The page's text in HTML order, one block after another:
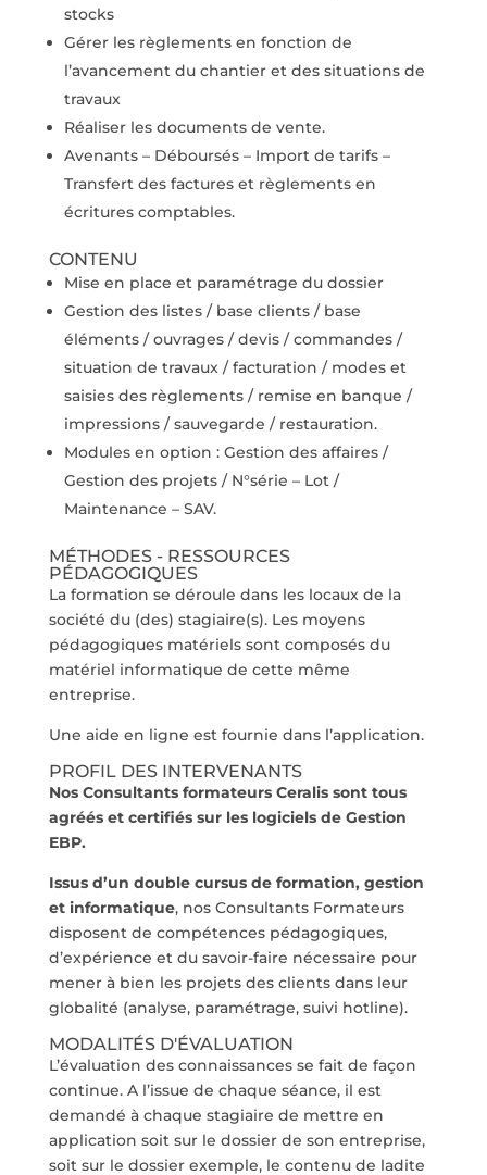
stocks
Gérer les règlements en fonction de
l’avancement du chantier et des situations de
travaux
Réaliser les documents de vente.
Avenants – Déboursés – Import de tarifs –
Transfert des factures et règlements en
écritures comptables.
CONTENU
Mise en place et paramétrage du dossier
Gestion des listes / base clients / base
éléments / ouvrages / devis / commandes /
situation de travaux / facturation / modes et
saisies des règlements / remise en banque /
impressions / sauvegarde / restauration.
Modules en option : Gestion des affaires /
Gestion des projets / N°série – Lot /
Maintenance – SAV.
MÉTHODES - RESSOURCES
PÉDAGOGIQUES
La formation se déroule dans les locaux de la
société du (des) stagiaire(s). Les moyens
pédagogiques matériels sont composés du
matériel informatique de cette même
entreprise.
Une aide en ligne est fournie dans l’application.
PROFIL DES INTERVENANTS
Nos Consultants formateurs Ceralis sont tous
agréés et certifiés sur les logiciels de Gestion
EBP.
Issus d’un double cursus de formation, gestion
et informatique, nos Consultants Formateurs
disposent de compétences pédagogiques,
d’expérience et du savoir-faire nécessaire pour
mener à bien les projets des clients dans leur
globalité (analyse, paramétrage, suivi hotline).
MODALITÉS D'ÉVALUATION
L’évaluation des connaissances se fait de façon
continue. A l’issue de chaque séance, il est
demandé à chaque stagiaire de mettre en
application soit sur le dossier de son entreprise,
soit sur le dossier exemple, le contenu de ladite